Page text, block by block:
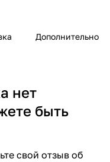
Дополнительно
нет
быть
свой отзыв об